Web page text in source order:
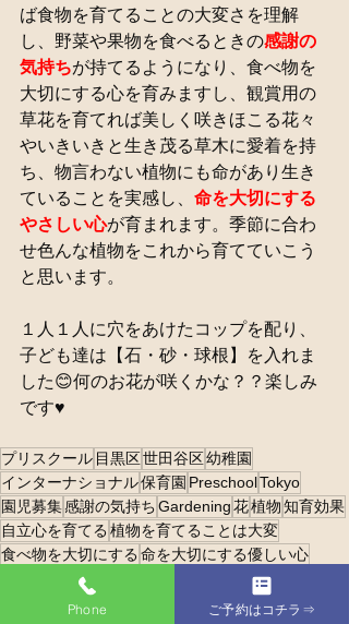
ば食物を育てることの大変さを理解
し、野菜や果物を食べるときの感謝の
気持ちが持てるようになり、食べ物を
大切にする心を育みますし、観賞用の
草花を育てれば美しく咲きほこる花々
やいきいきと生き茂る草木に愛着を持
ち、物言わない植物にも命があり生き
ていることを実感し、 命を大切にする
やさしい心が育まれます。季節に合わ
せ色んな植物をこれから育てていこう
と思います。
１人１人に穴をあけたコップを配り、
子ども達は【石・砂・球根】を入れま
した😊何のお花が咲くかな？？楽しみ
です♥️
プリスクール 目黒区世田谷区幼稚園
インターナショナル保育園 PreschoolTokyo
園児募集感謝の気持ちGardening花植物知育効果
自立心を育てる植物を育てることは大変
食べ物を大切にする命を大切にする優しい心
Phone ご予約はコチラ⇒